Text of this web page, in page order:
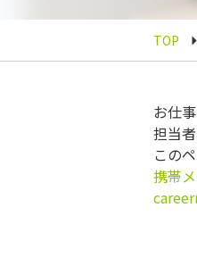
TOP
お仕
担当
この
携帯